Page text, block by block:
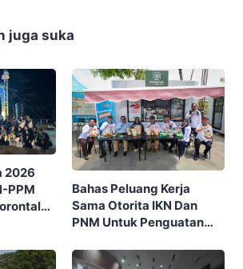
juga suka
2026
PPM
Bahas Peluang Kerja
Sama Otorita IKN Dan
PNM Untuk Penguatan
Nusantara